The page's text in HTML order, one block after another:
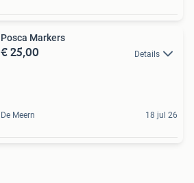
Posca Markers
€ 25,00 Details
De Meern 18 jul 26